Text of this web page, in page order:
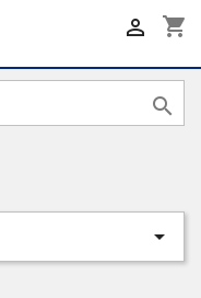
shopping_cart


